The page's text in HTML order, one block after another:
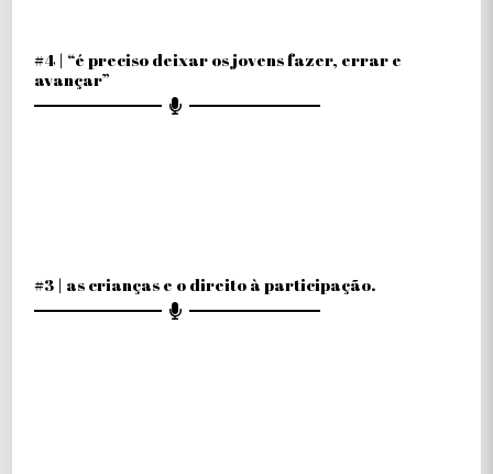
#4 | “é preciso deixar os jovens fazer, errar e
avançar”
#3 | as crianças e o direito à participação.